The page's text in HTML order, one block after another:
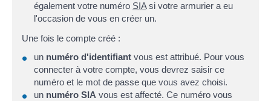
également votre numéro SIAsi votre armurier a eu
l'occasion de vous en créer un.
Une fois le compte créé :
un numéro d'identifiant vous est attribué. Pour vous
connecter à votre compte, vous devrez saisir ce
numéro et le mot de passe que vous avez choisi.
un numéro SIA vous est affecté. Ce numéro vous